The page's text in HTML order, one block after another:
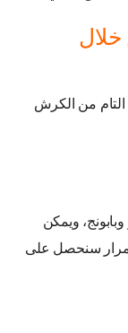
من الكرش
ويمكن
سنحصل على